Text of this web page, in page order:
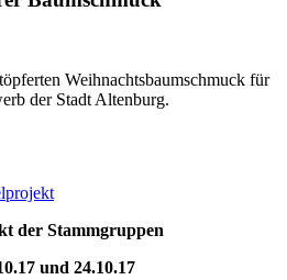
Weihnachtsbaumschmuck für
der Stadt Altenburg.
der Stammgruppen
und 24.10.17